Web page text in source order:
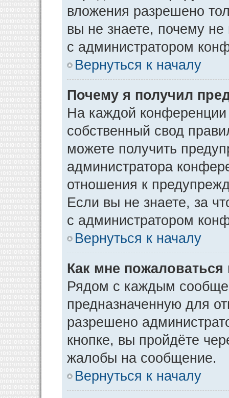
вложения разрешено
вы не знаете, почему
с администратором
Вернуться к началу
Почему я получил
На каждой конференции
собственный свод
можете получить
администратора
отношения к
Если вы не знаете, за
с администратором
Вернуться к началу
Как мне
Рядом с каждым
предназначенную для
разрешено
кнопке, вы пройдёте
жалобы на сообщение.
Вернуться к началу